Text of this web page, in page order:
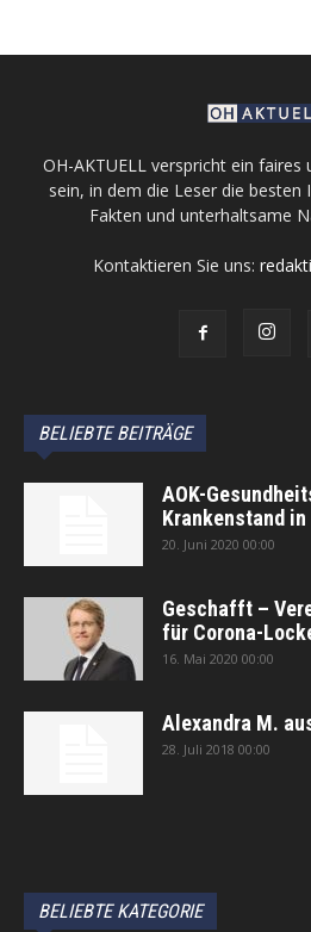
OH-AKTUELL verspricht ein
sein, in dem die Leser die
Fakten und unterhaltsame
Kontaktieren Sie uns:
BELIEBTE BEITRÄGE
AOK-
Krankenstand
20. Juni 2020 00:00
Geschafft –
für Corona-
16. Mai 2020 00:00
Alexandra M.
28. Juli 2018 00:00
BELIEBTE KATEGORIE